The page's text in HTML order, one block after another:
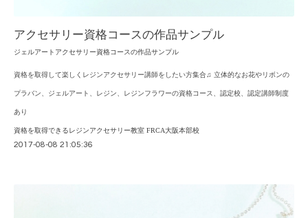
アクセサリー資格コースの作品サンプル
ジェルアートアクセサリー資格コースの作品サンプル
資格を取得して楽しくレジンアクセサリー講師をしたい方集合♫ 立体的なお花やリボンの
プラバン、ジェルアート、レジン、レジンフラワーの資格コース、認定校、認定講師制度
あり
資格を取得できるレジンアクセサリー教室 FRCA大阪本部校
2017-08-08 21:05:36